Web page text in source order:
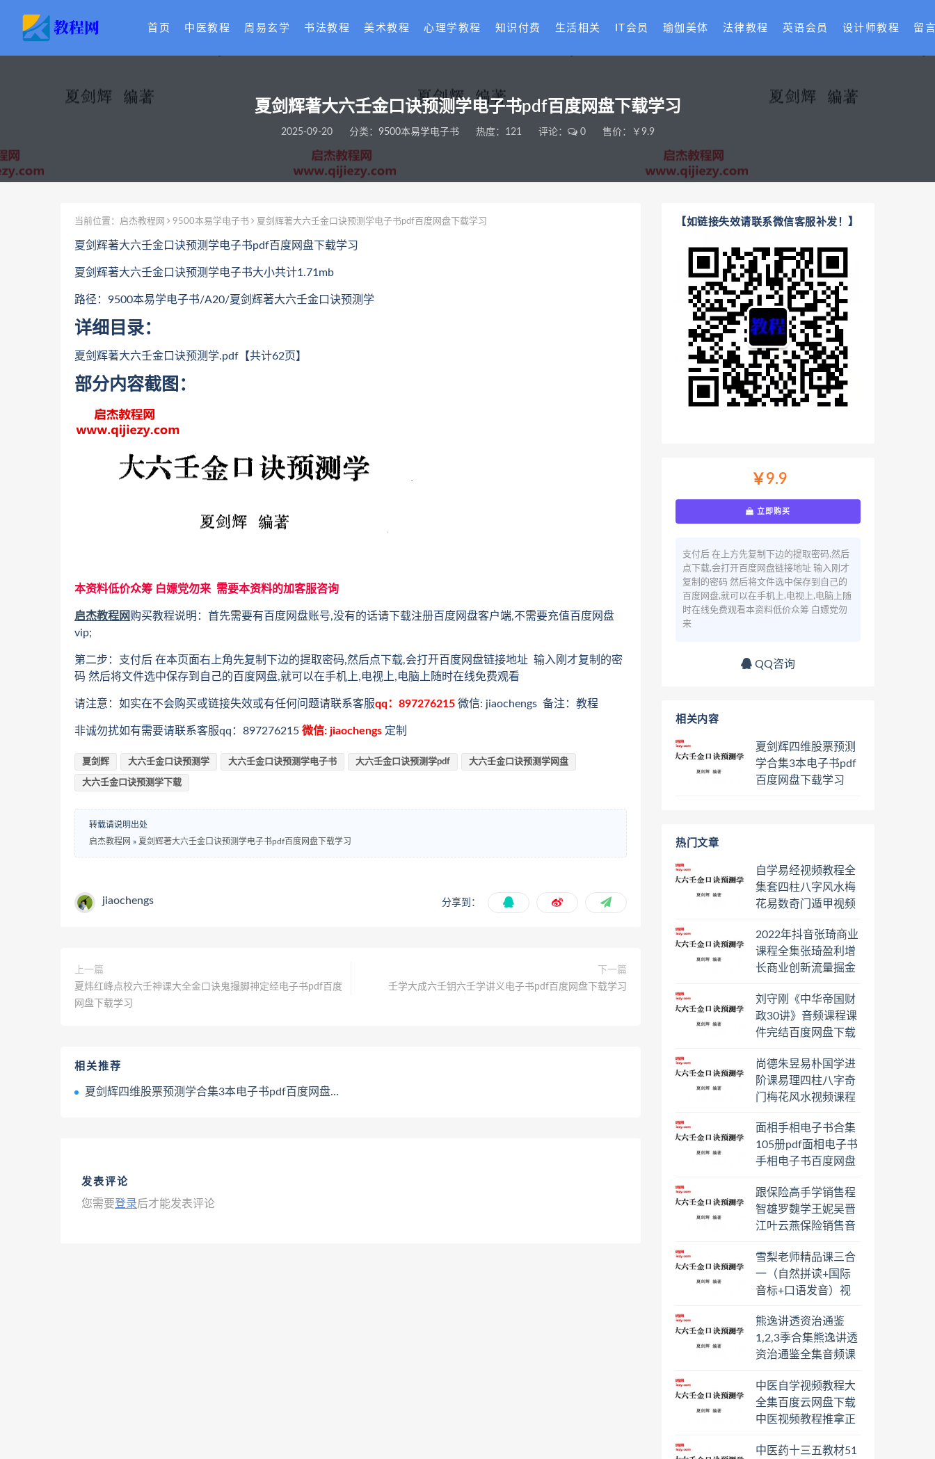
首页 中医教程 周易玄学 书法教程 美术教程 心理学教程 知识付费 生活相关 IT会员 瑜伽美体 法律教程 英语会员 设计师教程 留
夏剑辉著大六壬金口诀预测学电子书pdf百度网盘下载学习
2025-09-20 分类： 9500本易学电子书 热度：121 评论： 0 售价：￥9.9
当前位置： 启杰教程网 9500本易学电子书 夏剑辉著大六壬金口诀预测学电子书pdf百度网盘下载学习
夏剑辉著大六壬金口诀预测学电子书pdf百度网盘下载学习
夏剑辉著大六壬金口诀预测学电子书大小共计1.71mb
路径：9500本易学电子书/A20/夏剑辉著大六壬金口诀预测学
详细目录：
夏剑辉著大六壬金口诀预测学.pdf【共计62页】
部分内容截图：
本资料低价众筹 白嫖党勿来 需要本资料的加客服咨询
启杰教程网购买教程说明：首先需要有百度网盘账号,没有的话请下载注册百度网盘客户端,不需要充值百度网盘
vip;
第二步：支付后 在本页面右上角先复制下边的提取密码,然后点下载,会打开百度网盘链接地址 输入刚才复制的密
码 然后将文件选中保存到自己的百度网盘,就可以在手机上,电视上,电脑上随时在线免费观看
请注意：如实在不会购买或链接失效或有任何问题请联系客服qq：897276215 微信: jiaochengs 备注：教程
非诚勿扰如有需要请联系客服qq：897276215 微信: jiaochengs 定制
夏剑辉 大六壬金口诀预测学 大六壬金口诀预测学电子书 大六壬金口诀预测学pdf 大六壬金口诀预测学网盘
大六壬金口诀预测学下载
转载请说明出处
启杰教程网 » 夏剑辉著大六壬金口诀预测学电子书pdf百度网盘下载学习
jiaochengs 分享到：
上一篇
夏炜红峰点校六壬神课大全金口诀鬼撮脚神定经电子书pdf百度
网盘下载学习
下一篇
壬学大成六壬钥六壬学讲义电子书pdf百度网盘下载学习
相关推荐
夏剑辉四维股票预测学合集3本电子书pdf百度网盘下载学习
发表评论
您需要登录后才能发表评论
【如链接失效请联系微信客服补发！】
￥9.9
立即购买
支付后 在上方先复制下边的提取密码,然后
点下载,会打开百度网盘链接地址 输入刚才
复制的密码 然后将文件选中保存到自己的
百度网盘,就可以在手机上,电视上,电脑上随
时在线免费观看本资料低价众筹 白嫖党勿
来
QQ咨询
相关内容
夏剑辉四维股票预测
学合集3本电子书pdf
百度网盘下载学习
热门文章
自学易经视频教程全
集套四柱八字风水梅
花易数奇门遁甲视频
日罗盘教程百度云网
盘会员
2022年抖音张琦商业
课程全集张琦盈利增
长商业创新流量掘金
盘下载学习
刘守刚《中华帝国财
政30讲》音频课程课
件完结百度网盘下载
尚德朱昱易朴国学进
阶课易理四柱八字奇
门梅花风水视频课程
学习
面相手相电子书合集
105册pdf面相电子书
手相电子书百度网盘
跟保险高手学销售程
智雄罗魏学王妮吴晋
江叶云燕保险销售音
盘下载学习
雪梨老师精品课三合
一（自然拼读+国际
音标+口语发音）视
载学习
熊逸讲透资治通鉴
1,2,3季合集熊逸讲透
资治通鉴全集音频课
一二三辑合集百度云
网盘下载学习
中医自学视频教程大
全集百度云网盘下载
中医视频教程推拿正
经络脉诊面诊舌诊手
中医药十三五教材51